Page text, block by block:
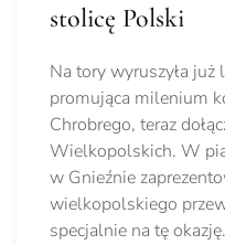
stolicę Polski
Na tory wyruszyła
promująca milenium
Chrobrego, teraz
Wielkopolskich. W
w Gnieźnie
wielkopolskiego
specjalnie na tę